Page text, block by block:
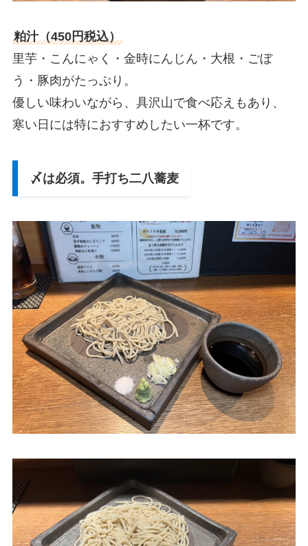
粕汁（450円税込）
里芋・こんにゃく・金時にんじん・大根・ごぼ
う・豚肉がたっぷり。
優しい味わいながら、具沢山で食べ応えもあり、
寒い日には特におすすめしたい一杯です。
〆は必須。手打ち二八蕎麦